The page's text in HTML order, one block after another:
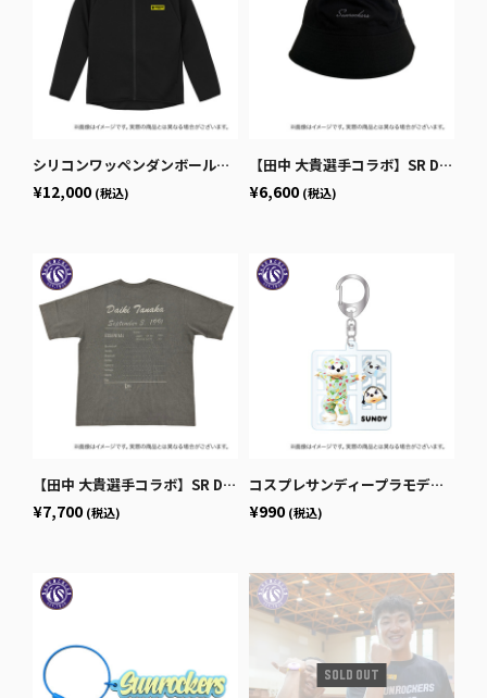
シリコンワッペンダンボールニットフルジップジャケット
¥12,000 (税込)
【田中 大貴選手コラボ】SR D LOGO HAT
¥6,600 (税込)
【田中 大貴選手コラボ】SR D LOGO SHORT SLEEVE
¥7,700 (税込)
コスプレサンディープラモデル風キーホルダー
¥990 (税込)